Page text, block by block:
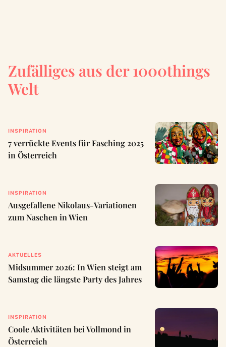
Zufälliges aus der 1000things
Welt
INSPIRATION
7 verrückte Events für Fasching 2025
in Österreich
INSPIRATION
Ausgefallene Nikolaus-Variationen
zum Naschen in Wien
AKTUELLES
Midsummer 2026: In Wien steigt am
Samstag die längste Party des Jahres
INSPIRATION
Coole Aktivitäten bei Vollmond in
Österreich